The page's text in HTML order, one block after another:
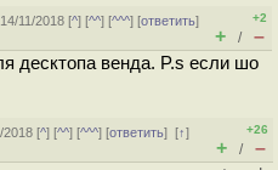
11/2018 [^] [^^] [^^^] [ответить]
+2
+ / –
десктопа венда. P.s если шо
2018 [^] [^^] [^^^] [ответить][↑]
+26
+ / –